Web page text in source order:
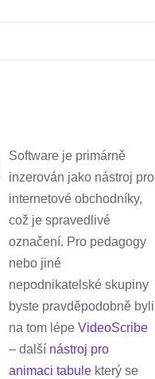
Software je primárně
inzerován jako nástroj pro
internetové obchodníky,
což je spravedlivé
označení. Pro pedagogy
nebo jiné
nepodnikatelské skupiny
byste pravděpodobně byli
na tom lépe VideoScribe
– další nástroj pro
animaci tabule který se